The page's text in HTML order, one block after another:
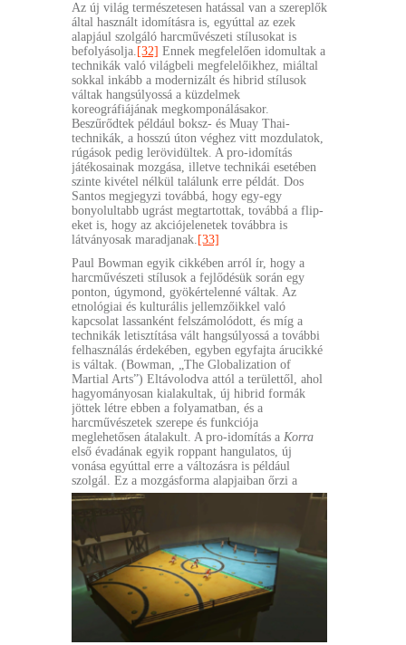
Az új világ természetesen hatással van a szereplők
által használt idomításra is, egyúttal az ezek
alapjául szolgáló harcművészeti stílusokat is
befolyásolja. [32] Ennek megfelelően idomultak a
technikák való világbeli megfelelőikhez, miáltal
sokkal inkább a modernizált és hibrid stílusok
váltak hangsúlyossá a küzdelmek
koreográfiájának megkomponálásakor.
Beszűrődtek például boksz- és Muay Thai-
technikák, a hosszú úton véghez vitt mozdulatok,
rúgások pedig lerövidültek. A pro-idomítás
játékosainak mozgása, illetve technikái esetében
szinte kivétel nélkül találunk erre példát. Dos
Santos megjegyzi továbbá, hogy egy-egy
bonyolultabb ugrást megtartottak, továbbá a flip-
eket is, hogy az akciójelenetek továbbra is
látványosak maradjanak. [33]
Paul Bowman egyik cikkében arról ír, hogy a
harcművészeti stílusok a fejlődésük során egy
ponton, úgymond, gyökértelenné váltak. Az
etnológiai és kulturális jellemzőikkel való
kapcsolat lassanként felszámolódott, és míg a
technikák letisztítása vált hangsúlyossá a további
felhasználás érdekében, egyben egyfajta árucikké
is váltak. (Bowman, „The Globalization of
Martial Arts”) Eltávolodva attól a területtől, ahol
hagyományosan kialakultak, új hibrid formák
jöttek létre ebben a folyamatban, és a
harcművészetek szerepe és funkciója
meglehetősen átalakult. A pro-idomítás a Korra
első évadának egyik roppant hangulatos, új
vonása egyúttal erre a változásra is például
szolgál. Ez a mozgásforma alapjaiban őrzi a